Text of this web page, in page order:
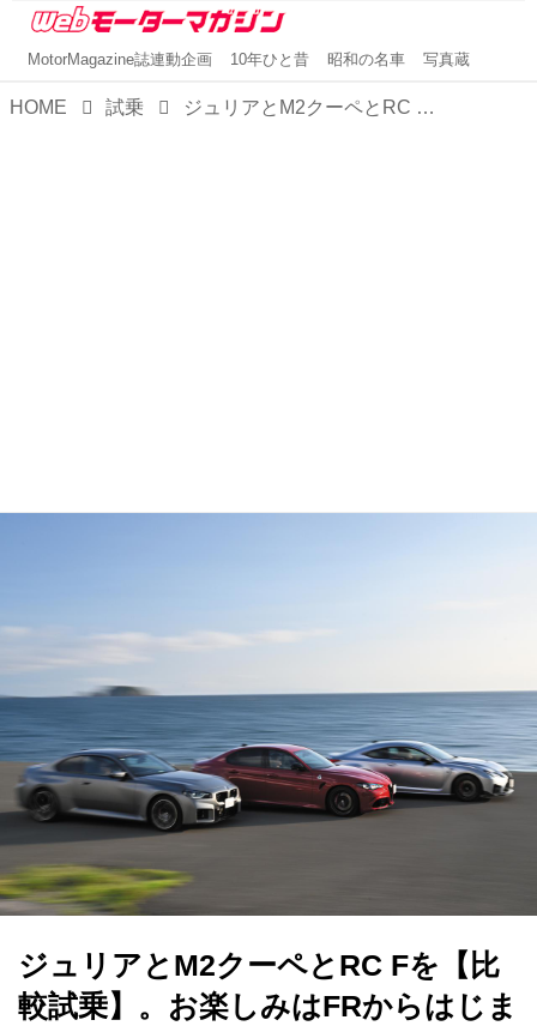
MotorMagazine誌連動企画 10年ひと昔 昭和の名車 写真蔵
HOME 試乗 ジュリアとM2クーペとRC Fを【比較試乗】。お楽しみはFRからはじまり、高揚感か官能性か精緻さかいずれかに至る
ジュリアとM2クーペとRC Fを【比
較試乗】。お楽しみはFRからはじま